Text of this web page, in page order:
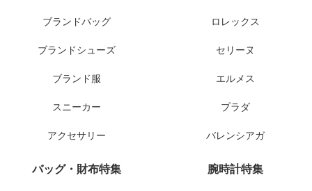
ブランドバッグ
ブランドシューズ
ブランド服
スニーカー
アクセサリー
ロレックス
セリーヌ
エルメス
プラダ
バレンシアガ
バッグ・財布特集 腕時計特集